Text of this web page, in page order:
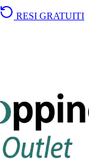
RESI GRATUITI